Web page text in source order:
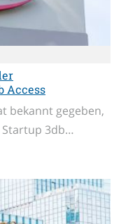
Access
bekannt gegeben,
Startup 3db…